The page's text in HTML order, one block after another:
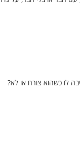
לו כשהוא צורח או לא?